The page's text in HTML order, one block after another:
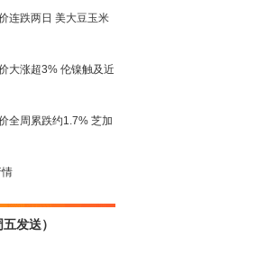
连跌两日 美大豆玉米
大涨超3% 伦镍触及近
全周累跌约1.7% 芝加
发送）